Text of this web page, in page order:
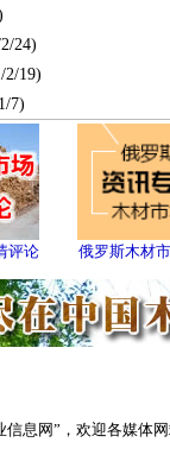
24)
2/19)
7)
评论 俄罗斯木材
息网”，欢迎各媒体